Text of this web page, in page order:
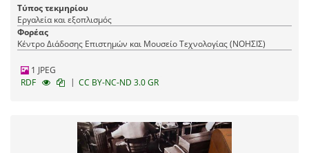
Τύπος τεκμηρίου
Εργαλεία και εξοπλισμός
Φορέας
Κέντρο Διάδοσης Επιστημών και Μουσείο Τεχνολογίας (ΝΟΗΣΙΣ)
1 JPEG
RDF
| CC BY-NC-ND 3.0 GR